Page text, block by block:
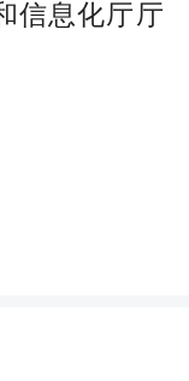
信息化厅厅